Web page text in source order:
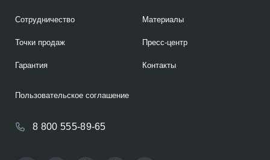
Сотрудничество
Точки продаж
Гарантия
Материалы
Пресс-центр
Контакты
8 800 555-89-65
Пользовательское соглашение